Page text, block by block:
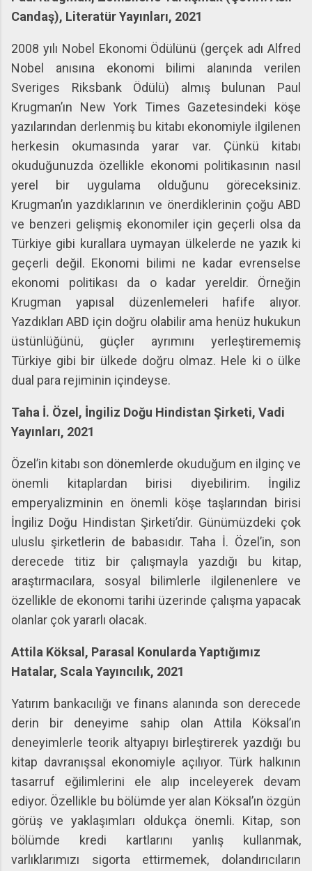
Candaş), Literatür Yayınları, 2021
2008 yılı Nobel Ekonomi Ödülünü (gerçek adı Alfred
Nobel anısına ekonomi bilimi alanında verilen
Sveriges Riksbank Ödülü) almış bulunan Paul
Krugman’ın New York Times Gazetesindeki köşe
yazılarından derlenmiş bu kitabı ekonomiyle ilgilenen
herkesin okumasında yarar var. Çünkü kitabı
okuduğunuzda özellikle ekonomi politikasının nasıl
yerel bir uygulama olduğunu göreceksiniz.
Krugman’ın yazdıklarının ve önerdiklerinin çoğu ABD
ve benzeri gelişmiş ekonomiler için geçerli olsa da
Türkiye gibi kurallara uymayan ülkelerde ne yazık ki
geçerli değil. Ekonomi bilimi ne kadar evrenselse
ekonomi politikası da o kadar yereldir. Örneğin
Krugman yapısal düzenlemeleri hafife alıyor.
Yazdıkları ABD için doğru olabilir ama henüz hukukun
üstünlüğünü, güçler ayrımını yerleştirememiş
Türkiye gibi bir ülkede doğru olmaz. Hele ki o ülke
dual para rejiminin içindeyse.
Taha İ. Özel, İngiliz Doğu Hindistan Şirketi, Vadi
Yayınları, 2021
Özel’in kitabı son dönemlerde okuduğum en ilginç ve
önemli kitaplardan birisi diyebilirim. İngiliz
emperyalizminin en önemli köşe taşlarından birisi
İngiliz Doğu Hindistan Şirketi’dir. Günümüzdeki çok
uluslu şirketlerin de babasıdır. Taha İ. Özel’in, son
derecede titiz bir çalışmayla yazdığı bu kitap,
araştırmacılara, sosyal bilimlerle ilgilenenlere ve
özellikle de ekonomi tarihi üzerinde çalışma yapacak
olanlar çok yararlı olacak.
Attila Köksal, Parasal Konularda Yaptığımız
Hatalar, Scala Yayıncılık, 2021
Yatırım bankacılığı ve finans alanında son derecede
derin bir deneyime sahip olan Attila Köksal’ın
deneyimlerle teorik altyapıyı birleştirerek yazdığı bu
kitap davranışsal ekonomiyle açılıyor. Türk halkının
tasarruf eğilimlerini ele alıp inceleyerek devam
ediyor. Özellikle bu bölümde yer alan Köksal’ın özgün
görüş ve yaklaşımları oldukça önemli. Kitap, son
bölümde kredi kartlarını yanlış kullanmak,
varlıklarımızı sigorta ettirmemek, dolandırıcıların